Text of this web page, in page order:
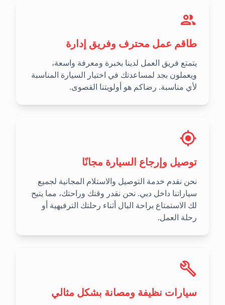
طاقم عمل محترف وفريق إدارة
يتمتع فريق العمل لدينا بخبرة ومعرفة واسعة،
ويعملون بجد لمساعدتك في اختيار السيارة المناسبة
لأي مناسبة. رضاكم هو أولويتنا القصوى.
توصيل وإرجاع السيارة مجانًا
نحن نقدم خدمة التوصيل والاستلام المجانية لجميع
سياراتنا داخل دبي. نحن نقدر وقتك وراحتك، مما يتيح
لك الاستمتاع براحة البال أثناء رحلتك الترفيهية أو
رحلة العمل.
سيارات نظيفة ومصانة بشكل مثالي